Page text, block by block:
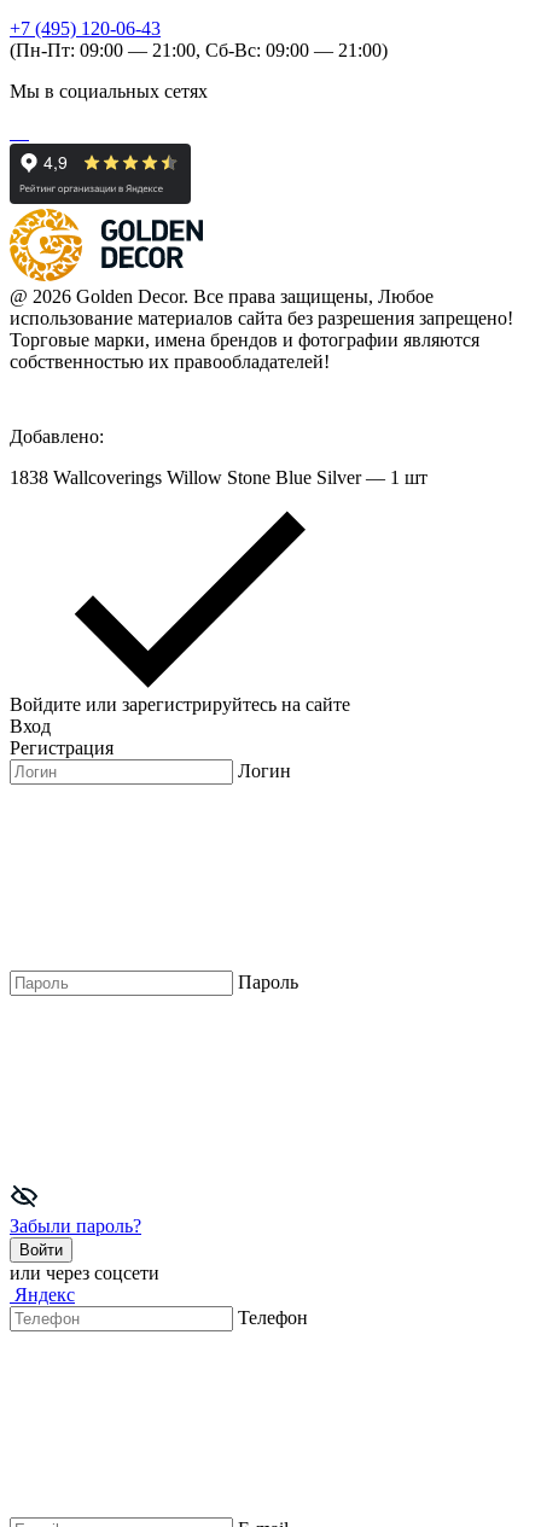
+7 (495) 120-06-43
(Пн-Пт: 09:00 — 21:00, Сб-Вс: 09:00 — 21:00)
Мы в социальных сетях
@ 2026 Golden Decor. Все права защищены, Любое
использование материалов сайта без разрешения запрещено!
Торговые марки, имена брендов и фотографии являются
собственностью их правообладателей!
Добавлено:
1838 Wallcoverings Willow Stone Blue Silver — 1 шт
Войдите или зарегистрируйтесь на сайте
Вход
Регистрация
Логин
Пароль
Забыли пароль?
Войти
или через соцсети
Яндекс
Телефон